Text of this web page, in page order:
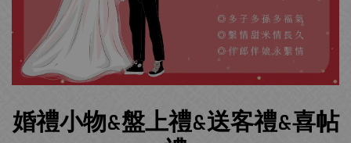
婚禮小物&盤上禮&送客禮&喜帖